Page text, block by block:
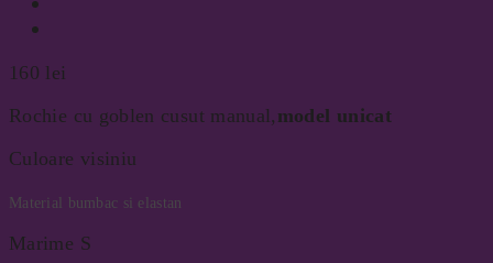
160 lei
Rochie cu goblen cusut manual, model unicat
Culoare visiniu
Material bumbac si elastan
Marime S